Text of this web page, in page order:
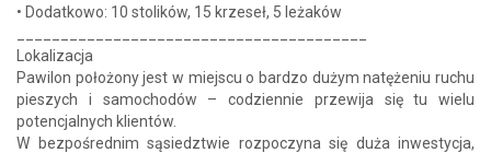
• Dodatkowo: 10 stolików, 15 krzeseł, 5 leżaków
Lokalizacja
Pawilon położony jest w miejscu o bardzo dużym natężeniu ruchu
pieszych i samochodów – codziennie przewija się tu wielu
potencjalnych klientów.
W bezpośrednim sąsiedztwie rozpoczyna się duża inwestycja,